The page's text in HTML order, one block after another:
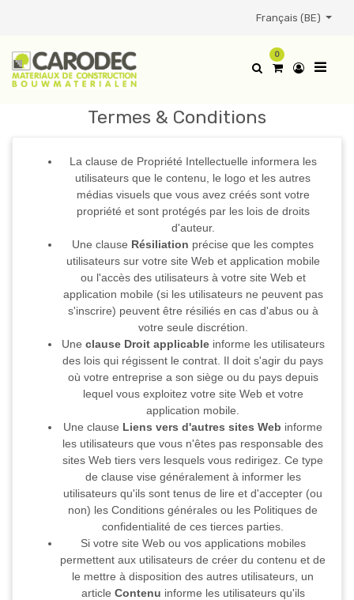
Français (BE)
0
Termes & Conditions
La clause de Propriété Intellectuelle informera les
utilisateurs que le contenu, le logo et les autres
médias visuels que vous avez créés sont votre
propriété et sont protégés par les lois de droits
d'auteur.
Une clause Résiliation précise que les comptes
utilisateurs sur votre site Web et application mobile
ou l'accès des utilisateurs à votre site Web et
application mobile (si les utilisateurs ne peuvent pas
s'inscrire) peuvent être résiliés en cas d'abus ou à
votre seule discrétion.
Une clause Droit applicableinforme les utilisateurs
des lois qui régissent le contrat. Il doit s'agir du pays
où votre entreprise a son siège ou du pays depuis
lequel vous exploitez votre site Web et votre
application mobile.
Une clause Liens vers d'autres sites Web informe
les utilisateurs que vous n'êtes pas responsable des
sites Web tiers vers lesquels vous redirigez. Ce type
de clause vise généralement à informer les
utilisateurs qu'ils sont tenus de lire et d'accepter (ou
non) les Conditions générales ou les Politiques de
confidentialité de ces tierces parties.
Si votre site Web ou vos applications mobiles
permettent aux utilisateurs de créer du contenu et de
le mettre à disposition des autres utilisateurs, un
article Contenu informe les utilisateurs qu'ils